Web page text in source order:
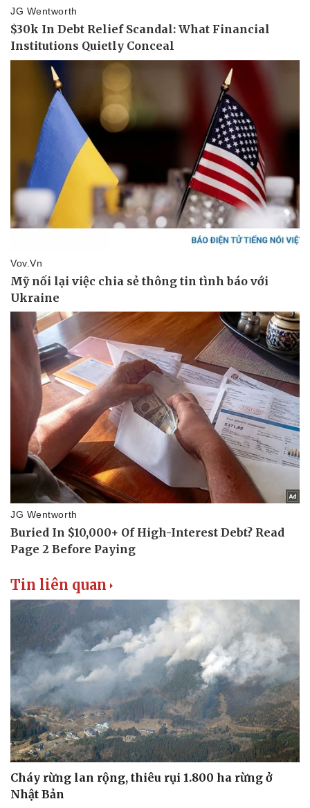
Tin nóng
Tư vấn luật
Phân tích
Tin liên quan
Cháy rừng lan rộng, thiêu rụi 1.800 ha rừng ở
Nhật Bản